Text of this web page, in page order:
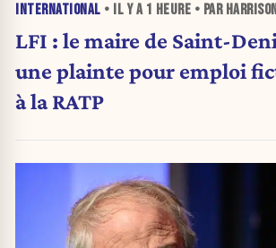
INTERNATIONAL • IL Y A 1 HEURE • PAR
LFI : le maire de Saint-
une plainte pour emploi
à la RATP